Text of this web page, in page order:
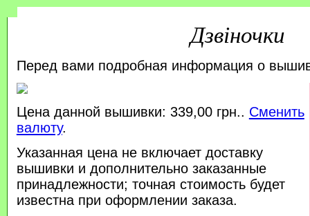
Дзвіночки
Перед вами подробная информация о
Цена данной вышивки: 339,00 грн.. Сменить
валюту.
Указанная цена не включает доставку
вышивки и дополнительно заказанные
принадлежности; точная стоимость будет
известна при оформлении заказа.